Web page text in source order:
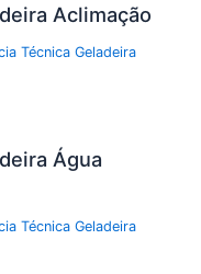
Aclimação
Técnica Geladeira
Água
Técnica Geladeira